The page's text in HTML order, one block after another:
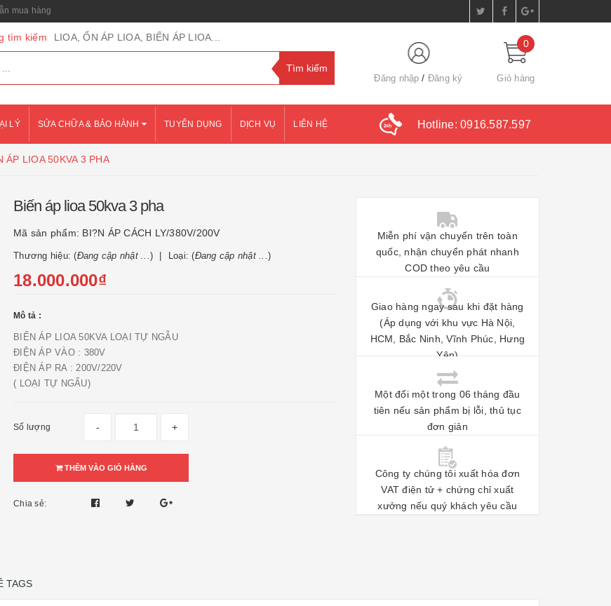
mua hàng
tìm kiếm LIOA, ỔN ÁP LIOA, BIẾN ÁP LIOA...
Đăng nhập Đăng ký
0
Giỏ hàng
LÝ SỬA CHỮA & BẢO HÀNH TUYỂN DỤNG DỊCH VỤ LIÊN HỆ Hotline: 0916.587.597
ÁP LIOA 50KVA 3 PHA
Biến áp lioa 50kva 3 pha
Mã sản phẩm: BI?N ÁP CÁCH LY/380V/200V
Thương hiệu: (Đang cập nhật ...) Loại: (Đang cập nhật ...)
18.000.000₫
Mô tả :
BIẾN ÁP LIOA 50KVA LOẠI TỰ NGẪU
ĐIỆN ÁP VÀO : 380V
ĐIỆN ÁP RA : 200V/220V
( LOẠI TỰ NGẨU)
Số lượng - +
THÊM VÀO GIỎ HÀNG
Chia sẻ:
Miễn phí vận chuyển trên toàn
quốc, nhận chuyển phát nhanh
COD theo yêu cầu
Giao hàng ngay sau khi đặt hàng
(Áp dụng với khu vực Hà Nội,
HCM, Bắc Ninh, Vĩnh Phúc, Hưng
Yên)
Một đổi một trong 06 tháng đầu
tiên nếu sản phẩm bị lỗi, thủ tục
đơn giản
Công ty chúng tôi xuất hóa đơn
VAT điện tử + chứng chỉ xuất
xưởng nếu quý khách yêu cầu
TAGS